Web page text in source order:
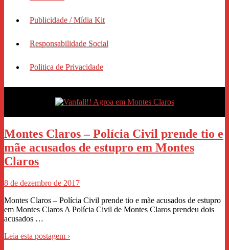
Publicidade / Mídia Kit
Responsabilidade Social
Politica de Privacidade
Montes Claros – Polícia Civil prende tio e
mãe acusados de estupro em Montes
Claros
8 de dezembro de 2017
Montes Claros – Polícia Civil prende tio e mãe acusados de estupro
em Montes Claros A Polícia Civil de Montes Claros prendeu dois
acusados …
Leia esta postagem ›